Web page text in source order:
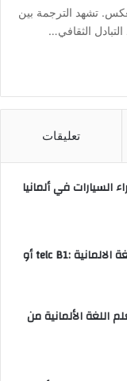
تشهد الترجمة بين
التبادل الثقافي…
تعليقات
نماذج امتحان B1 في اللغة الالمانية :telc B1 أو
اللغة الألمانية من